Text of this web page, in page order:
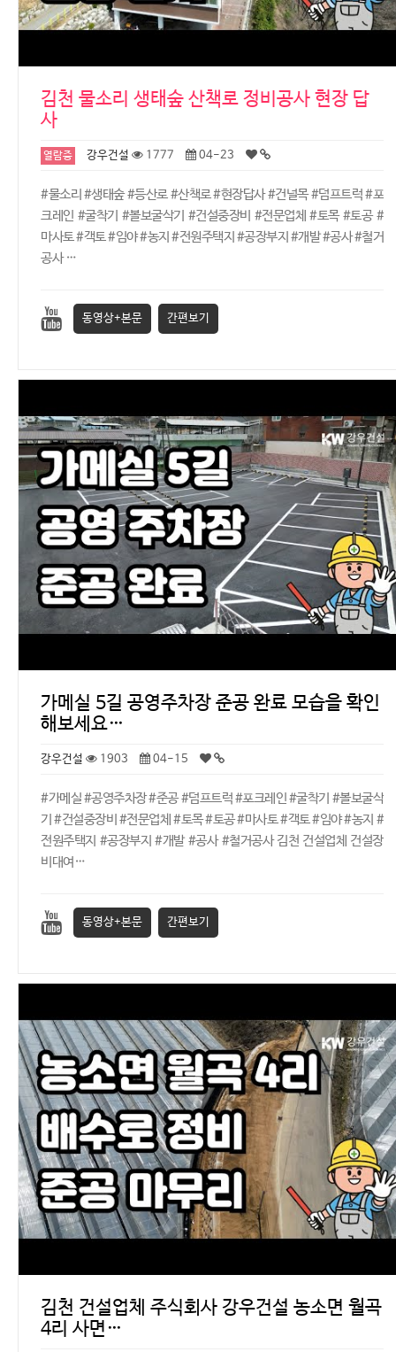
김천 물소리 생태숲 산책로 정비공사 현장 답
사
열람중 강우건설 1777 04-23
#물소리 #생태숲 #등산로 #산책로 #현장답사 #건널목 #덤프트럭 #포
크레인 #굴착기 #볼보굴삭기 #건설중장비 #전문업체 #토목 #토공 #
마사토 #객토 #임야 #농지 #전원주택지 #공장부지 #개발 #공사 #철거
공사 …
동영상+본문 간편보기
가메실 5길 공영주차장 준공 완료 모습을 확인
해보세요…
강우건설 1903 04-15
#가메실 #공영주차장 #준공 #덤프트럭 #포크레인 #굴착기 #볼보굴삭
기 #건설중장비 #전문업체 #토목 #토공 #마사토 #객토 #임야 #농지 #
전원주택지 #공장부지 #개발 #공사 #철거공사 김천 건설업체 건설장
비대여…
동영상+본문 간편보기
김천 건설업체 주식회사 강우건설 농소면 월곡
4리 사면…